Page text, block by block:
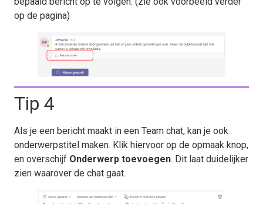
op de pagina)
Tip 4
Als je een bericht maakt in een Team chat, kan je ook
onderwerpstitel maken. Klik hiervoor op de opmaak knop,
en overschijf Onderwerp toevoegen. Dit laat duidelijker
zien waarover de chat gaat.